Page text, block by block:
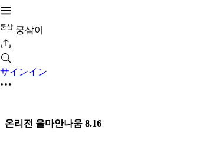
쿵삼 쿵삼이
サインイン
온리전 을마안나움 8.16